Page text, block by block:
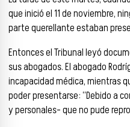
que inició el 11 de noviembre,
parte querellante estaban
Entonces el Tribunal leyó
sus abogados. El abogado
incapacidad médica, mientras
poder presentarse: “Debido a
y personales- que no pude